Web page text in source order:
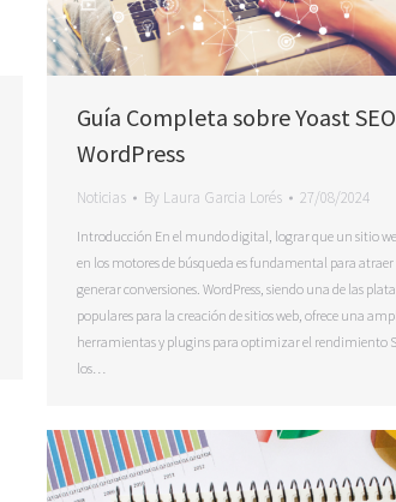
Guía Completa sobre Yoast
WordPress
Noticias By Laura Garcia Lorés 27/08/2024
Introducción En el mundo digital, lograr que un sitio
en los motores de búsqueda es fundamental para
generar conversiones. WordPress, siendo una de las
populares para la creación de sitios web, ofrece una
herramientas y plugins para optimizar el rendimiento
los…